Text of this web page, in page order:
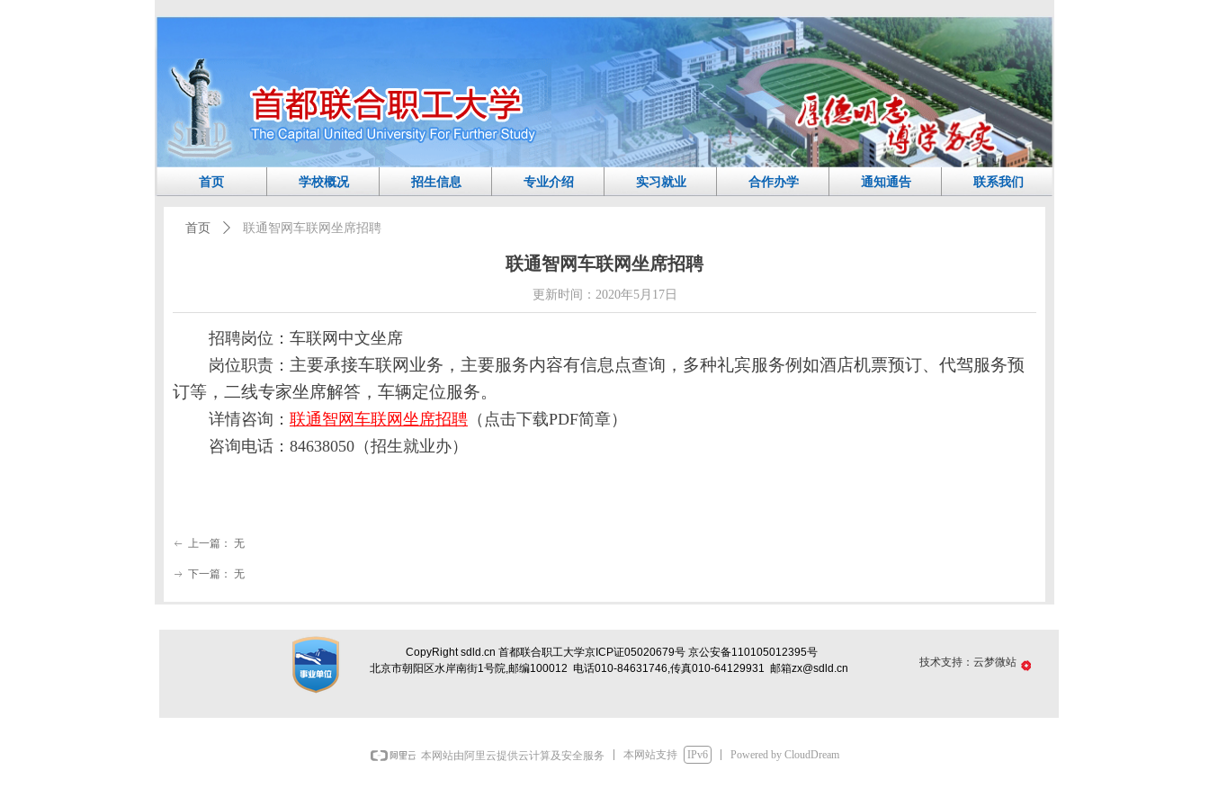
首页 学校概况 招生信息 专业介绍 实习就业 合作办学 通知通告 联系我们
联通智网车联网坐席招聘
首页 ꄲ 联通智网车联网坐席招聘
招聘岗位：车联网中文坐席
岗位职责： 主要承接车联网业务，主要服务内容有信息点查询，多种礼宾服务例如酒店机票预订、代驾服务预
订等，二线专家坐席解答，车辆定位服务。
详情咨询： 联通智网车联网坐席招聘 （点击下载PDF简章）
咨询电话：84638050（招生就业办）
更新时间： 2020年5月17日
ꂃ 上一篇： 无
ꁹ 下一篇： 无
CopyRight sdld.cn 首都联合职工大学京ICP证05020679号 京公安备110105012395号
北京市朝阳区水岸南街1号院,邮编100012 电话010-84631746,传真010-64129931 邮箱zx@sdld.cn
技术支持：云梦微站
本网站由阿里云提供云计算及安全服务 本网站支持 IPv6 Powered by CloudDream